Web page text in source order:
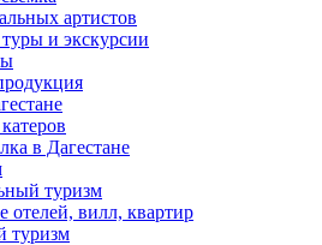
артистов
и экскурсии
в Дагестане
туризм
отелей, вилл, квартир
туризм